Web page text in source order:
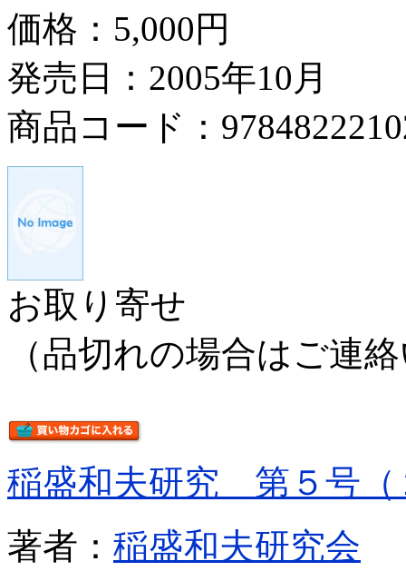
価格： 5,000円
発売日：2005年10月
商品コード：
お取り寄せ
（品切れの場合はご連
稲盛和夫研究 第５号（
著者： 稲盛和夫研究会